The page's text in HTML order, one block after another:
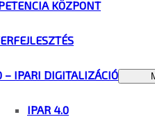
KÖZPONT
– IPARI DIGITALIZÁCIÓ
IPAR 4.0